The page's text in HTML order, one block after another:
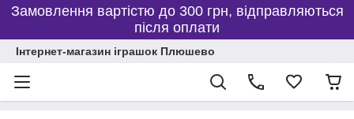
Замовлення вартістю до 300 грн, відправляються
після оплати
Інтернет-магазин іграшок Плюшево